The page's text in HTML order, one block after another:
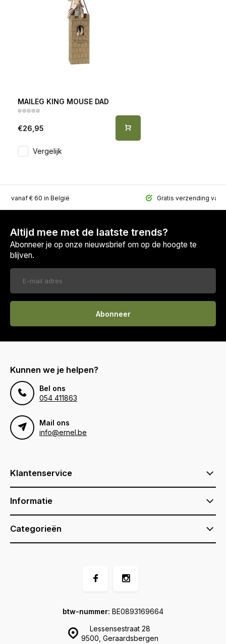
MAILEG KING MOUSE DAD
€26,95
Vergelijk
vanaf € 60 in België Gratis verzending
Altijd mee met de laatste trends?
Abonneer je op onze nieuwsbrief om op de hoogte te
blijven.
Abonneer
Kunnen we je helpen?
Bel ons
054 411863
Mail ons
info@ernel.be
Klantenservice
Informatie
Categorieën
Lessensestraat 28
9500, Geraardsbergen
btw-nummer: BE0893169664